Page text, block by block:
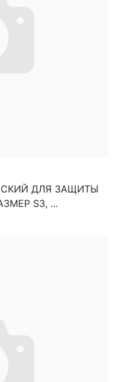
ДЛЯ ЗАЩИТЫ
S3, ...